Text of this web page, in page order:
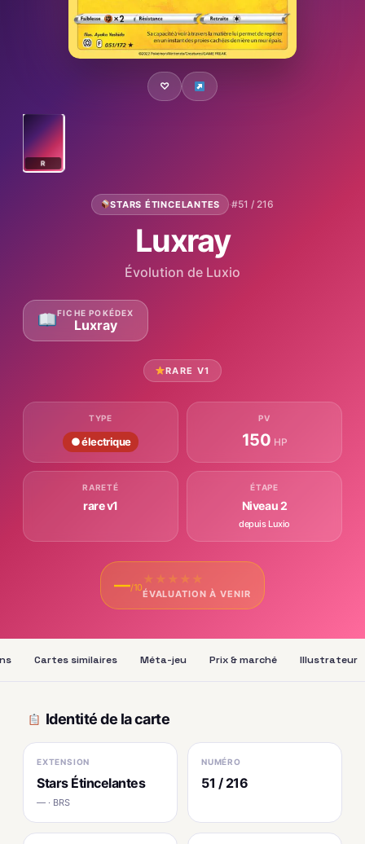
♡
R
STARS ÉTINCELANTES ·#51 / 216
Luxray
Évolution de Luxio
FICHE POKÉDEX
Luxray
RARE V1
TYPE
● électrique
PV
150 HP
RARETÉ
rare v1
ÉTAPE
Niveau 2
depuis Luxio
—/10
★ ★ ★ ★ ★
ÉVALUATION À VENIR
Cartes similaires Méta-jeu Prix & marché Illustrateur
Identité de la carte
EXTENSION
Stars Étincelantes
— · BRS
NUMÉRO
51 / 216